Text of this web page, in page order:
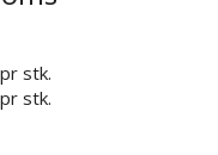
pr stk.
pr stk.